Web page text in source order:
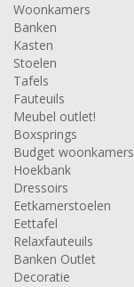
Woonkamers
Banken
Kasten
Stoelen
Tafels
Fauteuils
Meubel outlet!
Boxsprings
Budget woonkamers
Hoekbank
Dressoirs
Eetkamerstoelen
Eettafel
Relaxfauteuils
Banken Outlet
Decoratie